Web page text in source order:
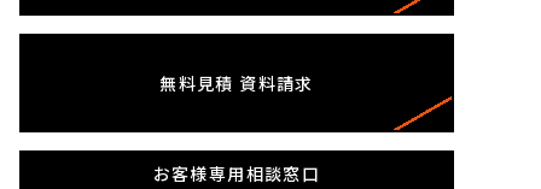
無料見積 資料請求
お客様専用相談窓口